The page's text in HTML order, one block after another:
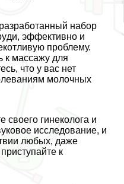
набор
эффективно и
проблему.
к массажу для
что у вас нет
молочных
своего гинеколога и
исследование, и
любых, даже
к